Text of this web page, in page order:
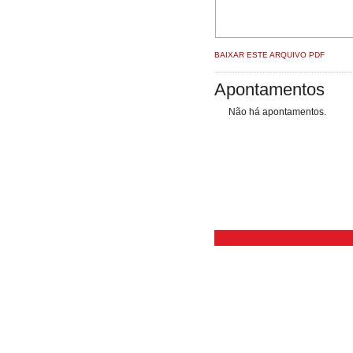
BAIXAR ESTE ARQUIVO PDF
Apontamentos
Não há apontamentos.